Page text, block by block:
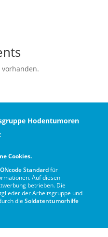
vorhanden.
Hodentumoren
Cookies.
Standardfür
Auf diesen
betrieben. Die
der Arbeitsgruppe und
die Soldatentumorhilfe